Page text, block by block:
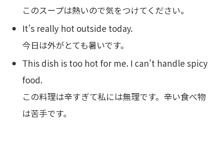
このスープは熱いので気をつけてください。
It’s really hot outside today.
今日は外がとても暑いです。
This dish is too hot for me. I can’t handle spicy
food.
この料理は辛すぎて私には無理です。辛い食べ物
は苦手です。